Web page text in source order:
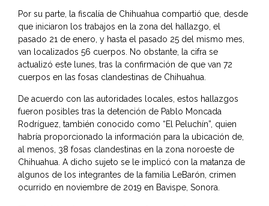
Por su parte, la fiscalía de Chihuahua compartió que, desde
que iniciaron los trabajos en la zona del hallazgo, el
pasado 21 de enero, y hasta el pasado 25 del mismo mes,
van localizados 56 cuerpos. No obstante, la cifra se
actualizó este lunes, tras la confirmación de que van 72
cuerpos en las fosas clandestinas de Chihuahua.
De acuerdo con las autoridades locales, estos hallazgos
fueron posibles tras la detención de Pablo Moncada
Rodríguez, también conocido como “El Peluchín”, quien
habría proporcionado la información para la ubicación de,
al menos, 38 fosas clandestinas en la zona noroeste de
Chihuahua. A dicho sujeto se le implicó con la matanza de
algunos de los integrantes de la familia LeBarón, crimen
ocurrido en noviembre de 2019 en Bavispe, Sonora.